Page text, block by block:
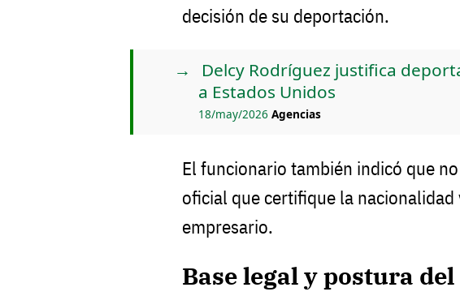
decisión de su deportación.
Delcy Rodríguez justifica
a Estados Unidos
18/may/2026 Agencias
El funcionario también indicó que
oficial que certifique la nacionalidad
empresario.
Base legal y postura